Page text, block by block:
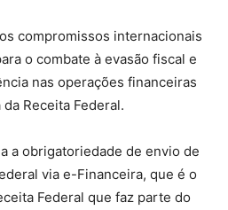
compromissos internacionais
o combate à evasão fiscal e
nas operações financeiras
Receita Federal.
a obrigatoriedade de envio de
via e-Financeira, que é o
Federal que faz parte do